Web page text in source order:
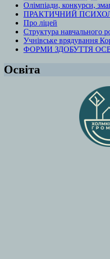
Олімпіади, конкурси,
ПРАКТИЧНИЙ
Про ліцей
Структура навчального
Учнівське врядування
ФОРМИ ЗДОБУТТЯ
Освіта